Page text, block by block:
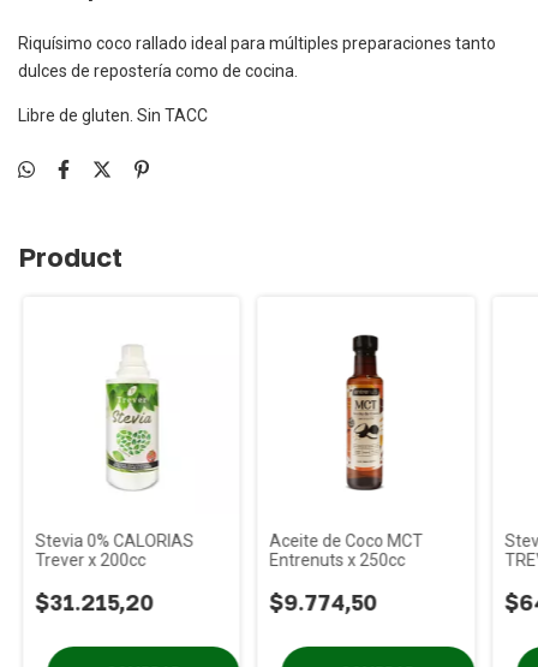
Riquísimo coco rallado ideal para múltiples preparaciones tanto
dulces de repostería como de cocina.
Libre de gluten. Sin TACC
Product
Stevia 0% CALORIAS
Trever x 200cc
$31.215,20
Aceite de Coco MCT
Entrenuts x 250cc
$9.774,50